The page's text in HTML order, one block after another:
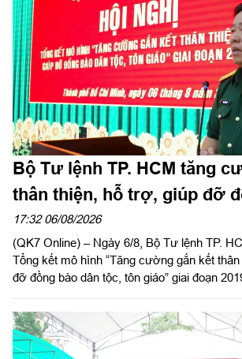
viên Ban Thường vụ Thành ủy, Tư lệnh Bộ
Minh chủ trì hội nghị.
Bộ Tư lệnh TP. HCM tăng
thân thiện, hỗ trợ, giúp đỡ
tộc, tôn giáo
17:32 06/08/2026
(QK7 Online) – Ngày 6/8, Bộ Tư lệnh TP.
Tổng kết mô hình “Tăng cường gắn kết
đỡ đồng bào dân tộc, tôn giáo” giai đoạn
đạo hội nghị.